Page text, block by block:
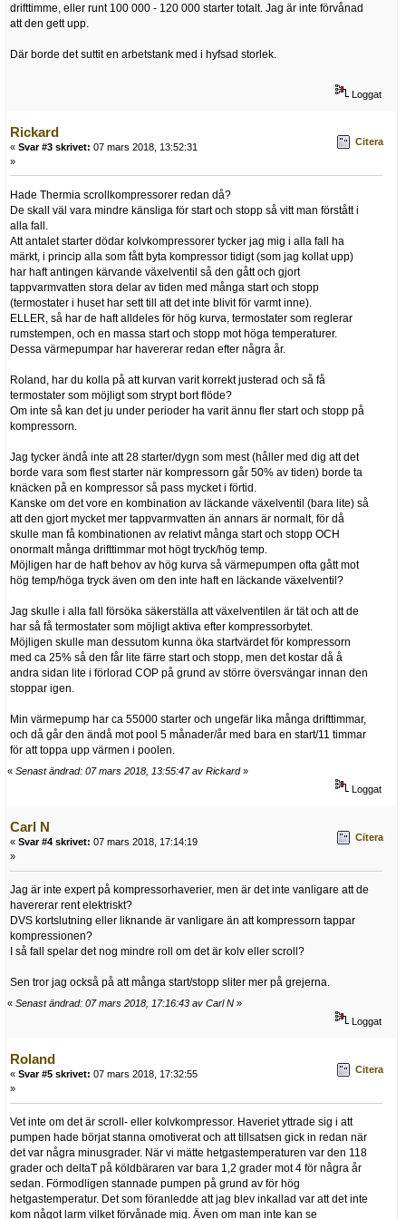
drifttimme, eller runt 100 000 - 120 000 starter totalt. Jag är inte förvånad
att den gett upp.
Där borde det suttit en arbetstank med i hyfsad storlek.
Loggat
Rickard
« Svar #3 skrivet: 07 mars 2018, 13:52:31
»
Citera
Hade Thermia scrollkompressorer redan då?
De skall väl vara mindre känsliga för start och stopp så vitt man förstått i
alla fall.
Att antalet starter dödar kolvkompressorer tycker jag mig i alla fall ha
märkt, i princip alla som fått byta kompressor tidigt (som jag kollat upp)
har haft antingen kärvande växelventil så den gått och gjort
tappvarmvatten stora delar av tiden med många start och stopp
(termostater i huset har sett till att det inte blivit för varmt inne).
ELLER, så har de haft alldeles för hög kurva, termostater som reglerar
rumstempen, och en massa start och stopp mot höga temperaturer.
Dessa värmepumpar har havererar redan efter några år.
Roland, har du kolla på att kurvan varit korrekt justerad och så få
termostater som möjligt som strypt bort flöde?
Om inte så kan det ju under perioder ha varit ännu fler start och stopp på
kompressorn.
Jag tycker ändå inte att 28 starter/dygn som mest (håller med dig att det
borde vara som flest starter när kompressorn går 50% av tiden) borde ta
knäcken på en kompressor så pass mycket i förtid.
Kanske om det vore en kombination av läckande växelventil (bara lite) så
att den gjort mycket mer tappvarmvatten än annars är normalt, för då
skulle man få kombinationen av relativt många start och stopp OCH
onormalt många drifttimmar mot högt tryck/hög temp.
Möjligen har de haft behov av hög kurva så värmepumpen ofta gått mot
hög temp/höga tryck även om den inte haft en läckande växelventil?
Jag skulle i alla fall försöka säkerställa att växelventilen är tät och att de
har så få termostater som möjligt aktiva efter kompressorbytet.
Möjligen skulle man dessutom kunna öka startvärdet för kompressorn
med ca 25% så den får lite färre start och stopp, men det kostar då å
andra sidan lite i förlorad COP på grund av större översvängar innan den
stoppar igen.
Min värmepump har ca 55000 starter och ungefär lika många drifttimmar,
och då går den ändå mot pool 5 månader/år med bara en start/11 timmar
för att toppa upp värmen i poolen.
« Senast ändrad: 07 mars 2018, 13:55:47 av Rickard»
Loggat
Carl N
« Svar #4 skrivet: 07 mars 2018, 17:14:19
»
Citera
Jag är inte expert på kompressorhaverier, men är det inte vanligare att de
havererar rent elektriskt?
DVS kortslutning eller liknande är vanligare än att kompressorn tappar
kompressionen?
I så fall spelar det nog mindre roll om det är kolv eller scroll?
Sen tror jag också på att många start/stopp sliter mer på grejerna.
« Senast ändrad: 07 mars 2018, 17:16:43 av Carl N »
Loggat
Roland
« Svar #5 skrivet: 07 mars 2018, 17:32:55
»
Citera
Vet inte om det är scroll- eller kolvkompressor. Haveriet yttrade sig i att
pumpen hade börjat stanna omotiverat och att tillsatsen gick in redan när
det var några minusgrader. När vi mätte hetgastemperaturen var den 118
grader och deltaT på köldbäraren var bara 1,2 grader mot 4 för några år
sedan. Förmodligen stannade pumpen på grund av för hög
hetgastemperatur. Det som föranledde att jag blev inkallad var att det inte
kom något larm vilket förvånade mig. Även om man inte kan se